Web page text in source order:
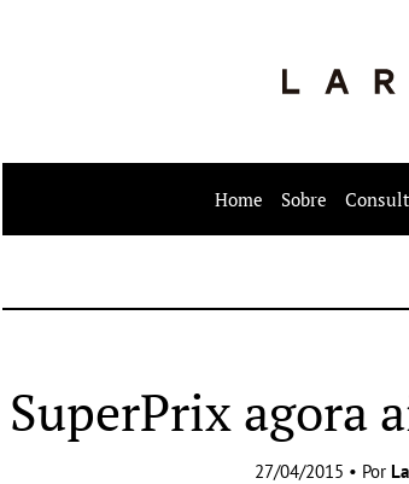
Home Sobre
SuperPrix agora
27/04/2015 • Por